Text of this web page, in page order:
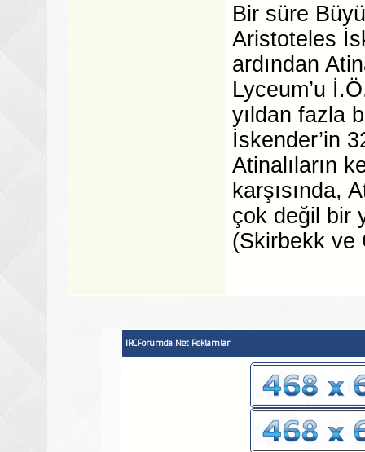
Bir süre
Aristoteles
ardından
Lyceum’u
yıldan fazla
İskender’in
Atinalıların
karşısında,
çok değil bir
(Skirbekk ve
IRCForumda.Net Reklamlar